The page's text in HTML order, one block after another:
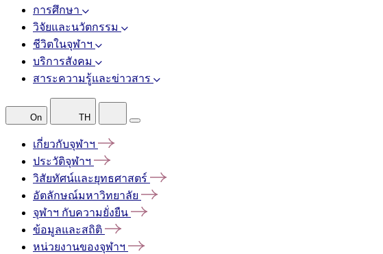
การศึกษา
วิจัยและนวัตกรรม
ชีวิตในจุฬาฯ
บริการสังคม
สาระความรู้และข่าวสาร
On TH
เกี่ยวกับจุฬาฯ
ประวัติจุฬาฯ
วิสัยทัศน์และยุทธศาสตร์
อัตลักษณ์มหาวิทยาลัย
จุฬาฯ กับความยั่งยืน
ข้อมูลและสถิติ
หน่วยงานของจุฬาฯ